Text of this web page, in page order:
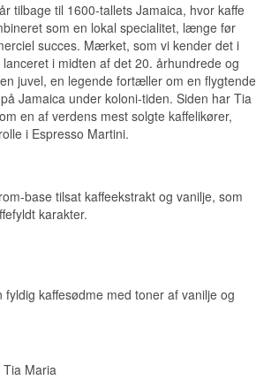
tilbage til 1600-tallets Jamaica, hvor kaffe
som en lokal specialitet, længe før
succes. Mærket, som vi kender det i
i midten af det 20. århundrede og
juvel, en legende fortæller om en flygtende
Jamaica under koloni-tiden. Siden har Tia
en af verdens mest solgte kaffelikører,
i Espresso Martini.
base tilsat kaffeekstrakt og vanilje, som
karakter.
kaffesødme med toner af vanilje og
Tia Maria